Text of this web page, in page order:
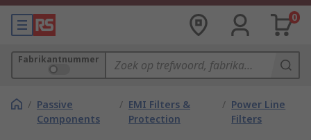
0
Fabrikantnummer
/ Passive
Components
/ EMI Filters &
Protection
/ Power Line
Filters